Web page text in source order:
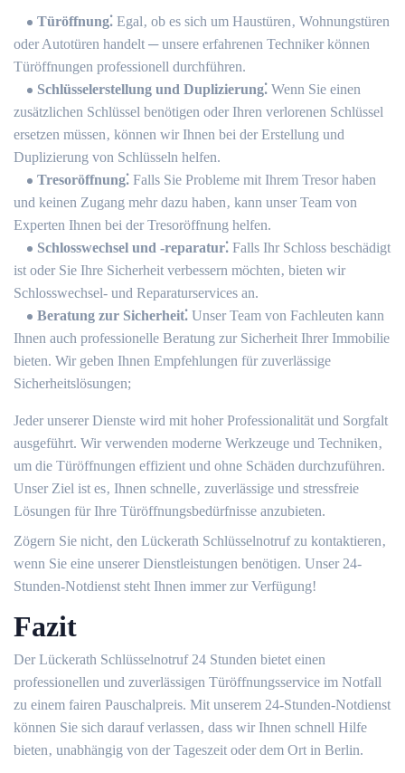
Türöffnung⁚ Egal‚ ob es sich um Haustüren‚ Wohnungstüren
oder Autotüren handelt ─ unsere erfahrenen Techniker können
Türöffnungen professionell durchführen.​
Schlüsselerstellung und Duplizierung⁚ Wenn Sie einen
zusätzlichen Schlüssel benötigen oder Ihren verlorenen Schlüssel
ersetzen müssen‚ können wir Ihnen bei der Erstellung und
Duplizierung von Schlüsseln helfen.​
Tresoröffnung⁚ Falls Sie Probleme mit Ihrem Tresor haben
und keinen Zugang mehr dazu haben‚ kann unser Team von
Experten Ihnen bei der Tresoröffnung helfen.​
Schlosswechsel und -reparatur⁚ Falls Ihr Schloss beschädigt
ist oder Sie Ihre Sicherheit verbessern möchten‚ bieten wir
Schlosswechsel- und Reparaturservices an.​
Beratung zur Sicherheit⁚ Unser Team von Fachleuten kann
Ihnen auch professionelle Beratung zur Sicherheit Ihrer Immobilie
bieten.​ Wir geben Ihnen Empfehlungen für zuverlässige
Sicherheitslösungen;
Jeder unserer Dienste wird mit hoher Professionalität und Sorgfalt
ausgeführt.​ Wir verwenden moderne Werkzeuge und Techniken‚
um die Türöffnungen effizient und ohne Schäden durchzuführen.​
Unser Ziel ist es‚ Ihnen schnelle‚ zuverlässige und stressfreie
Lösungen für Ihre Türöffnungsbedürfnisse anzubieten.​
Zögern Sie nicht‚ den Lückerath Schlüsselnotruf zu kontaktieren‚
wenn Sie eine unserer Dienstleistungen benötigen. Unser 24-
Stunden-Notdienst steht Ihnen immer zur Verfügung!​
Fazit
Der Lückerath Schlüsselnotruf 24 Stunden bietet einen
professionellen und zuverlässigen Türöffnungsservice im Notfall
zu einem fairen Pauschalpreis.​ Mit unserem 24-Stunden-Notdienst
können Sie sich darauf verlassen‚ dass wir Ihnen schnell Hilfe
bieten‚ unabhängig von der Tageszeit oder dem Ort in Berlin.​